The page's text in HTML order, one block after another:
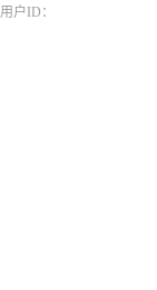
用户ID：